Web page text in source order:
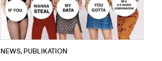
NEWS, PUBLIKATION